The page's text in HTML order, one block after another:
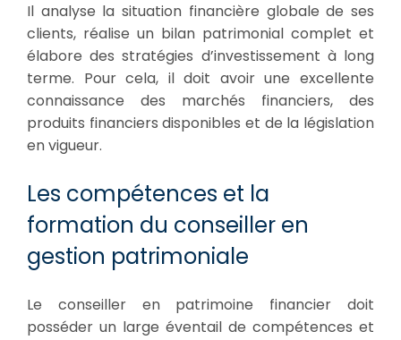
Il analyse la situation financière globale de ses
clients, réalise un bilan patrimonial complet et
élabore des stratégies d’investissement à long
terme. Pour cela, il doit avoir une excellente
connaissance des marchés financiers, des
produits financiers disponibles et de la législation
en vigueur.
Les compétences et la
formation du conseiller en
gestion patrimoniale
Le conseiller en patrimoine financier doit
posséder un large éventail de compétences et